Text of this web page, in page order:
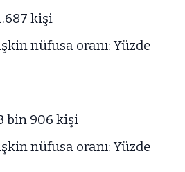
kişi
nüfusa oranı: Yüzde
bin 906 kişi
nüfusa oranı: Yüzde